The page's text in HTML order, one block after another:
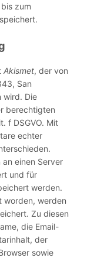
zum
Akismet, der von
San
wird. Die
berechtigten
f DSGVO. Mit
echter
einen Server
und für
werden.
worden, werden
Zu diesen
die Email-
der
sowie